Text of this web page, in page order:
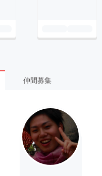
仲間募集